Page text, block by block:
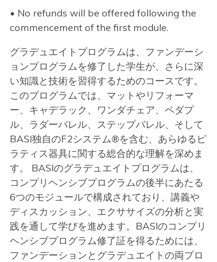
• No refunds will be offered following the
commencement of the first module.
グラデュエイトプログラムは、ファンデーシ
ョンプログラムを修了した学生が、さらに深
い知識と技術を習得するためのコースです。
このプログラムでは、マットやリフォーマ
ー、キャデラック、ワンダチェア、ペダプ
ル、ラダーバレル、ステップバレル、そして
BASI独自のF2システム®を含む、あらゆるピ
ラティス器具に関する総合的な理解を深めま
す。 BASIのグラデュエイトプログラムは、
コンプリヘンシブプログラムの後半にあたる
6つのモジュールで構成されており、講義や
ディスカッション、エクササイズの分析と実
践を通して学びを進めます。BASIのコンプリ
ヘンシブプログラム修了証を得るためには、
ファンデーションとグラデュエイトの両プロ